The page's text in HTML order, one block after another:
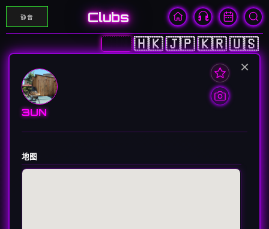
静音 Clubs
🇨🇳🇭🇰🇯🇵🇰🇷🇺🇸
×
3UN
地图